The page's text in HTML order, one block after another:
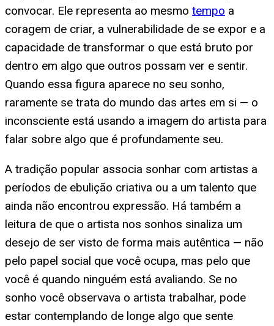
convocar. Ele representa ao mesmo tempo a
coragem de criar, a vulnerabilidade de se expor e a
capacidade de transformar o que está bruto por
dentro em algo que outros possam ver e sentir.
Quando essa figura aparece no seu sonho,
raramente se trata do mundo das artes em si — o
inconsciente está usando a imagem do artista para
falar sobre algo que é profundamente seu.
A tradição popular associa sonhar com artistas a
períodos de ebulição criativa ou a um talento que
ainda não encontrou expressão. Há também a
leitura de que o artista nos sonhos sinaliza um
desejo de ser visto de forma mais autêntica — não
pelo papel social que você ocupa, mas pelo que
você é quando ninguém está avaliando. Se no
sonho você observava o artista trabalhar, pode
estar contemplando de longe algo que sente